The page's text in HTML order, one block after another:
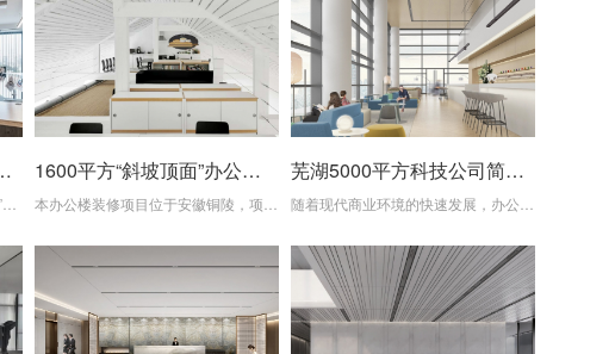
公楼装修项目 1600平方“斜坡顶面”办公楼装修设计项目 芜湖5000平方科技公司简约办公楼装修案例